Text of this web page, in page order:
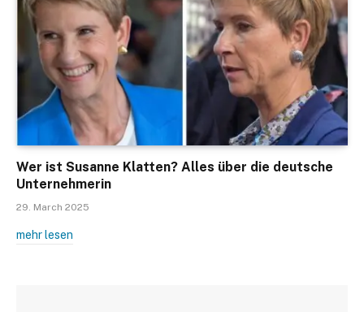
Wer ist Susanne Klatten? Alles über die deutsche
Unternehmerin
29. March 2025
mehr lesen